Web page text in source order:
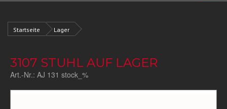
Startseite Lager
3107 STUHL AUF LAGER
Art.-Nr.: AJ 131 stock_%